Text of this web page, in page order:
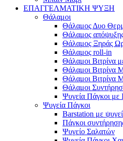
ΕΠΑΓΓΕΛΜΑΤΙΚΗ ΨΥΞΗ
Θάλαμοι
Θάλαμος Δυο
Θάλαμος
Θάλαμος Ξηράς
Θάλαμος roll-in
Θάλαμοι Βιτρίνα
Θάλαμοι Βιτρίνα
Θάλαμοι Βιτρίνα
Θάλαμοι
Ψυγεία Πάγκοι με
Ψυγεία Πάγκοι
Barstation με
Πάγκοι
Ψυγείο Σαλατών